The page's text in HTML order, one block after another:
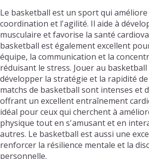
Le basketball est un sport qui
coordination et l'agilité. Il aide à
musculaire et favorise la santé
basketball est également excellent
équipe, la communication et la
réduisant le stress. Jouer au
développer la stratégie et la rapidité de
matchs de basketball sont intenses et
offrant un excellent entraînement
idéal pour ceux qui cherchent à
physique tout en s'amusant et en
autres. Le basketball est aussi une
renforcer la résilience mentale et la
personnelle.